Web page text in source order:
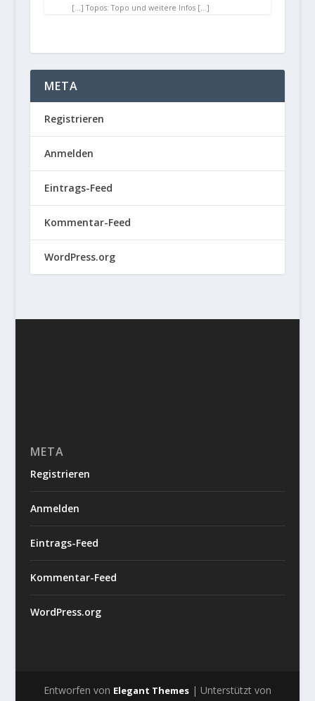
[…] Topos: Topo und weitere Infos […]
META
Registrieren
Anmelden
Eintrags-Feed
Kommentar-Feed
WordPress.org
META
Registrieren
Anmelden
Eintrags-Feed
Kommentar-Feed
WordPress.org
Entworfen von Elegant Themes| Unterstützt von